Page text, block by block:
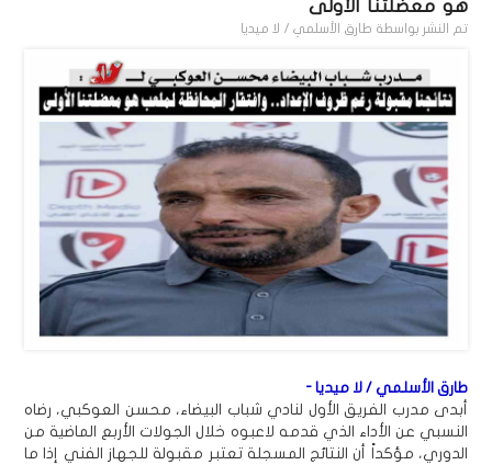
هو معضلتنا الأولى
تم النشر بواسطة طارق الأسلمي / لا ميديا
طارق الأسلمي / لا ميديا -
أبدى مدرب الفريق الأول لنادي شباب البيضاء، محسن العوكبي، رضاه
النسبي عن الأداء الذي قدمه لاعبوه خلال الجولات الأربع الماضية من
الدوري، مؤكداً أن النتائج المسجلة تعتبر مقبولة للجهاز الفني إذا ما